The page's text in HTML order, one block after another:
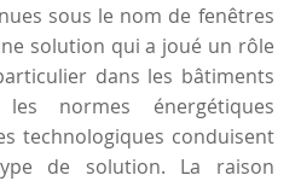
sous le nom de fenêtres
solution qui a joué un rôle
dans les bâtiments
les normes énergétiques
technologiques conduisent
de solution. La raison